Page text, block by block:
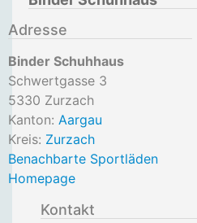
Adresse
Binder Schuhhaus
Schwertgasse 3
5330 Zurzach
Kanton: Aargau
Kreis: Zurzach
Benachbarte Sportläden
Homepage
Kontakt